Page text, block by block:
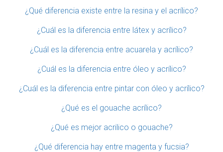
¿Qué diferencia existe entre la resina y el acrílico?
¿Cuál es la diferencia entre látex y acrílico?
¿Cuál es la diferencia entre acuarela y acrílico?
¿Cuál es la diferencia entre óleo y acrílico?
¿Cuál es la diferencia entre pintar con óleo y acrílico?
¿Qué es el gouache acrílico?
¿Qué es mejor acrilico o gouache?
¿Qué diferencia hay entre magenta y fucsia?